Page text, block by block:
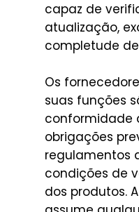
capaz de
atualização,
completude
Os
suas funções
conformidade
obrigações
regulamentos
condições de
dos produtos.